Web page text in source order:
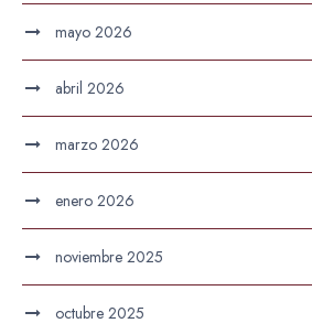
mayo 2026
abril 2026
marzo 2026
enero 2026
noviembre 2025
octubre 2025